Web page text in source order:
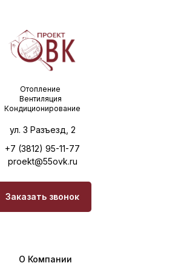
Отопление
Вентиляция
Кондиционирование
ул. 3 Разъезд, 2
+7 (3812) 95-11-77
proekt@55ovk.ru
Заказать звонок
О Компании